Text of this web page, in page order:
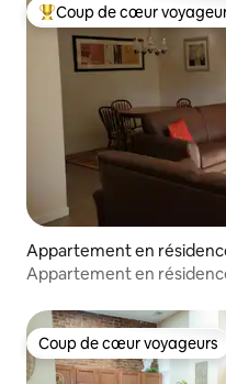
Coups de cœur voyageurs
Coup de cœur
Appartement en
ts
Appartement en
Coup de cœur voyageurs
Coup de cœur voyageurs